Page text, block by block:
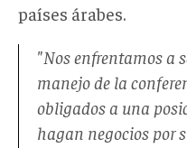
países árabes.
"Nos enfrentamos a
manejo de la
obligados a una
hagan negocios por